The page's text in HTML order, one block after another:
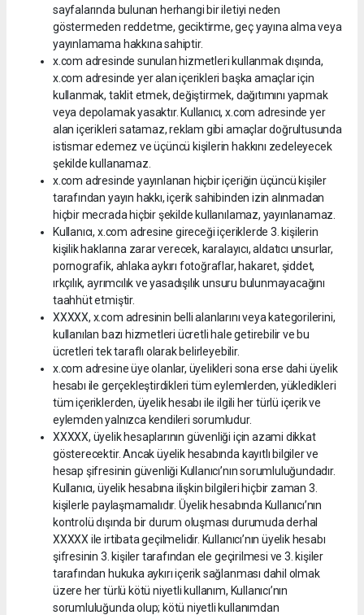
sayfalarında bulunan herhangi bir iletiyi neden
göstermeden reddetme, geciktirme, geç yayına alma veya
yayınlamama hakkına sahiptir.
x.com adresinde sunulan hizmetleri kullanmak dışında,
x.com adresinde yer alan içerikleri başka amaçlar için
kullanmak, taklit etmek, değiştirmek, dağıtımını yapmak
veya depolamak yasaktır. Kullanıcı, x.com adresinde yer
alan içerikleri satamaz, reklam gibi amaçlar doğrultusunda
istismar edemez ve üçüncü kişilerin hakkını zedeleyecek
şekilde kullanamaz.
x.com adresinde yayınlanan hiçbir içeriğin üçüncü kişiler
tarafından yayın hakkı, içerik sahibinden izin alınmadan
hiçbir mecrada hiçbir şekilde kullanılamaz, yayınlanamaz.
Kullanıcı, x.com adresine gireceği içeriklerde 3. kişilerin
kişilik haklarına zarar verecek, karalayıcı, aldatıcı unsurlar,
pornografik, ahlaka aykırı fotoğraflar, hakaret, şiddet,
ırkçılık, ayrımcılık ve yasadışılık unsuru bulunmayacağını
taahhüt etmiştir.
XXXXX, x.com adresinin belli alanlarını veya kategorilerini,
kullanılan bazı hizmetleri ücretli hale getirebilir ve bu
ücretleri tek taraflı olarak belirleyebilir.
x.com adresine üye olanlar, üyelikleri sona erse dahi üyelik
hesabı ile gerçekleştirdikleri tüm eylemlerden, yükledikleri
tüm içeriklerden, üyelik hesabı ile ilgili her türlü içerik ve
eylemden yalnızca kendileri sorumludur.
XXXXX, üyelik hesaplarının güvenliği için azami dikkat
gösterecektir. Ancak üyelik hesabında kayıtlı bilgiler ve
hesap şifresinin güvenliği Kullanıcı’nın sorumluluğundadır.
Kullanıcı, üyelik hesabına ilişkin bilgileri hiçbir zaman 3.
kişilerle paylaşmamalıdır. Üyelik hesabında Kullanıcı’nın
kontrolü dışında bir durum oluşması durumuda derhal
XXXXX ile irtibata geçilmelidir. Kullanıcı’nın üyelik hesabı
şifresinin 3. kişiler tarafından ele geçirilmesi ve 3. kişiler
tarafından hukuka aykırı içerik sağlanması dahil olmak
üzere her türlü kötü niyetli kullanım, Kullanıcı’nın
sorumluluğunda olup; kötü niyetli kullanımdan